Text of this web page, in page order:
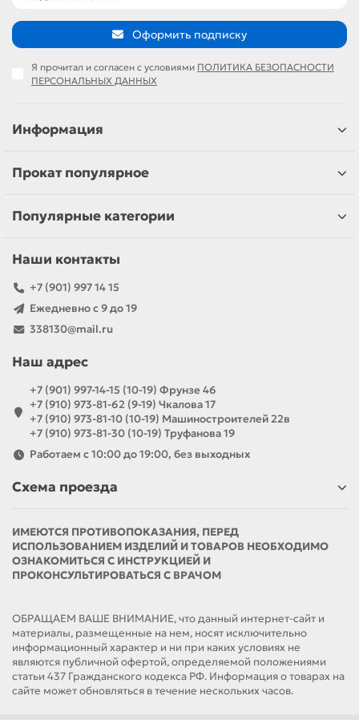
Оформить подписку
Я прочитал и согласен с условиями ПОЛИТИКА БЕЗОПАСНОСТИ
ПЕРСОНАЛЬНЫХ ДАННЫХ
Информация
Прокат популярное
Популярные категории
Наши контакты
+7 (901) 997 14 15
Ежедневно с 9 до 19
338130@mail.ru
Наш адрес
+7 (901) 997-14-15 (10-19) Фрунзе 46
+7 (910) 973-81-62 (9-19) Чкалова 17
+7 (910) 973-81-10 (10-19) Машиностроителей 22в
+7 (910) 973-81-30 (10-19) Труфанова 19
Работаем с 10:00 до 19:00, без выходных
Схема проезда
ИМЕЮТСЯ ПРОТИВОПОКАЗАНИЯ, ПЕРЕД
ИСПОЛЬЗОВАНИЕМ ИЗДЕЛИЙ И ТОВАРОВ НЕОБХОДИМО
ОЗНАКОМИТЬСЯ С ИНСТРУКЦИЕЙ И
ПРОКОНСУЛЬТИРОВАТЬСЯ С ВРАЧОМ
ОБРАЩАЕМ ВАШЕ ВНИМАНИЕ, что данный интернет-сайт и
материалы, размещенные на нем, носят исключительно
информационный характер и ни при каких условиях не
являются публичной офертой, определяемой положениями
статьи 437 Гражданского кодекса РФ. Информация о товарах на
сайте может обновляться в течение нескольких часов.